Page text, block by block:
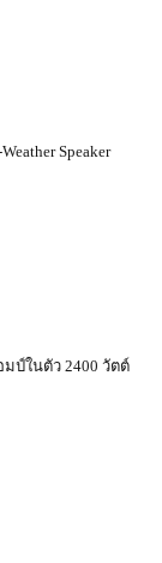
Speaker
มป์ในตัว 2400 วัตต์